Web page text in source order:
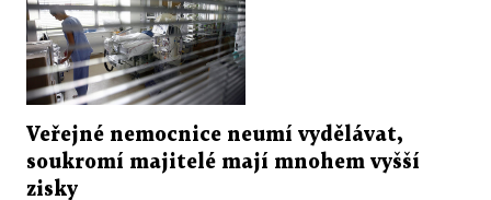
Veřejné nemocnice neumí vydělávat,
soukromí majitelé mají mnohem vyšší
zisky